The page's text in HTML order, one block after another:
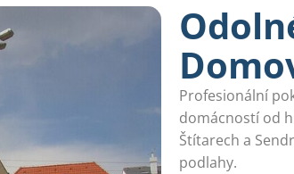
Profesionální
domácností od
Štítarech a
podlahy.